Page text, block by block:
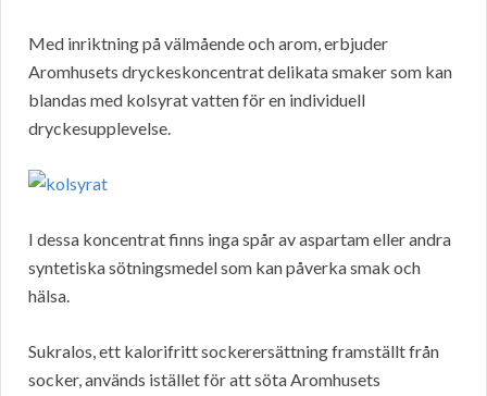
Med inriktning på välmående och arom, erbjuder
Aromhusets dryckeskoncentrat delikata smaker som kan
blandas med kolsyrat vatten för en individuell
dryckesupplevelse.
I dessa koncentrat finns inga spår av aspartam eller andra
syntetiska sötningsmedel som kan påverka smak och
hälsa.
Sukralos, ett kalorifritt sockerersättning framställt från
socker, används istället för att söta Aromhusets